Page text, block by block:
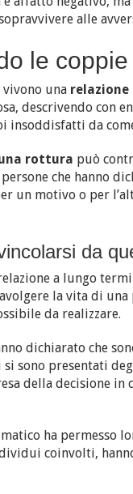
alle
le
vivono una relazione
descrivendo con
insoddisfatti da
rottura può
che hanno
un motivo o per
da
a lungo
la vita di
da realizzare.
dichiarato che
si sono presentati
della decisione in
ha permesso
coinvolti,